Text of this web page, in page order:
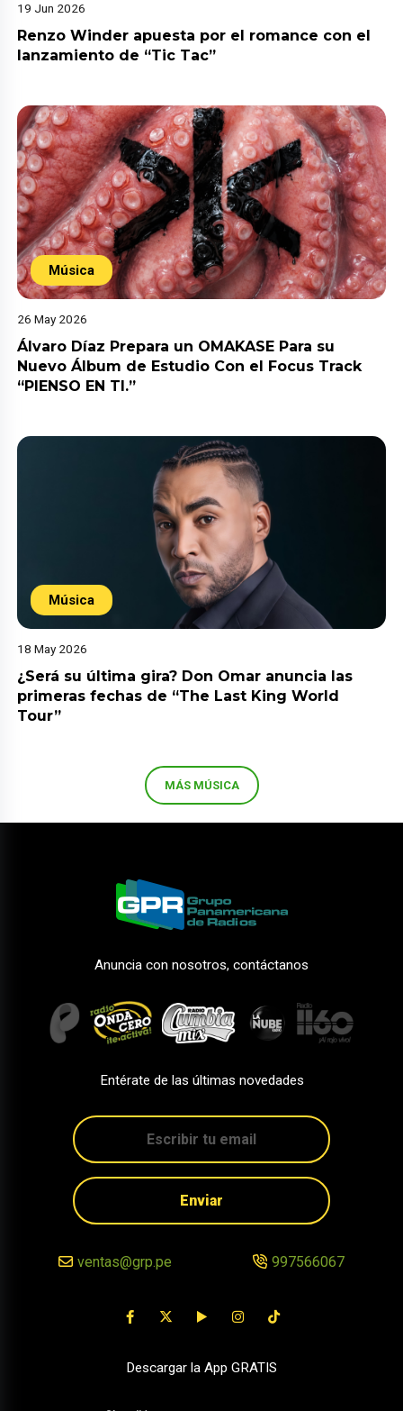
19 Jun 2026
Renzo Winder apuesta por el romance con el
lanzamiento de “Tic Tac”
Música
26 May 2026
Álvaro Díaz Prepara un OMAKASE Para su
Nuevo Álbum de Estudio Con el Focus Track
“PIENSO EN TI.”
Música
18 May 2026
¿Será su última gira? Don Omar anuncia las
primeras fechas de “The Last King World
Tour”
MÁS MÚSICA
Anuncia con nosotros, contáctanos
Entérate de las últimas novedades
Enviar
ventas@grp.pe 997566067
Descargar la App GRATIS